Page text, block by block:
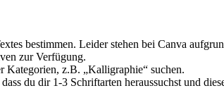
bestimmen. Leider stehen bei Canva
zur Verfügung.
Kategorien, z.B. „Kalligraphie“ suchen.
du dir 1-3 Schriftarten heraussuchst und